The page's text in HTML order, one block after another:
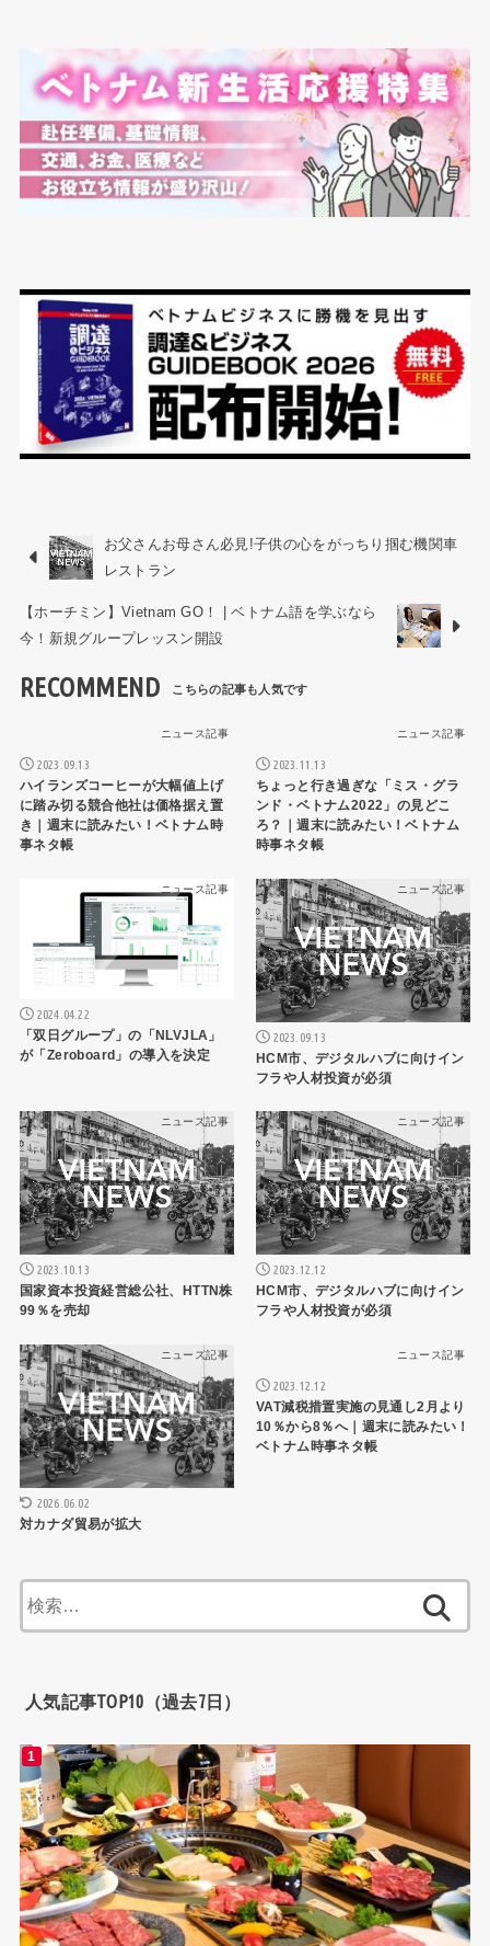
お父さんお母さん必見!子供の心をがっちり掴む機関車
レストラン
【ホーチミン】Vietnam GO！ | ベトナム語を学ぶなら
今！新規グループレッスン開設
RECOMMEND
ニュース記事
2023.09.13
ハイランズコーヒーが大幅値上げ
に踏み切る競合他社は価格据え置
き｜週末に読みたい！ベトナム時
事ネタ帳
ニュース記事
2023.11.13
ちょっと行き過ぎな「ミス・グラ
ンド・ベトナム2022」の見どこ
ろ？｜週末に読みたい！ベトナム
時事ネタ帳
ニュース記事
2024.04.22
「双日グループ」の「NLVJLA」
が「Zeroboard」の導入を決定
ニュース記事
2023.09.13
HCM市、デジタルハブに向けイン
フラや人材投資が必須
ニュース記事
2023.10.13
国家資本投資経営総公社、HTTN株
99％を売却
ニュース記事
2023.12.12
HCM市、デジタルハブに向けイン
フラや人材投資が必須
ニュース記事
2026.06.02
対カナダ貿易が拡大
ニュース記事
2023.12.12
VAT減税措置実施の見通し2月より
10％から8％へ｜週末に読みたい！
ベトナム時事ネタ帳
索:
人気記事TOP10（過去7日）